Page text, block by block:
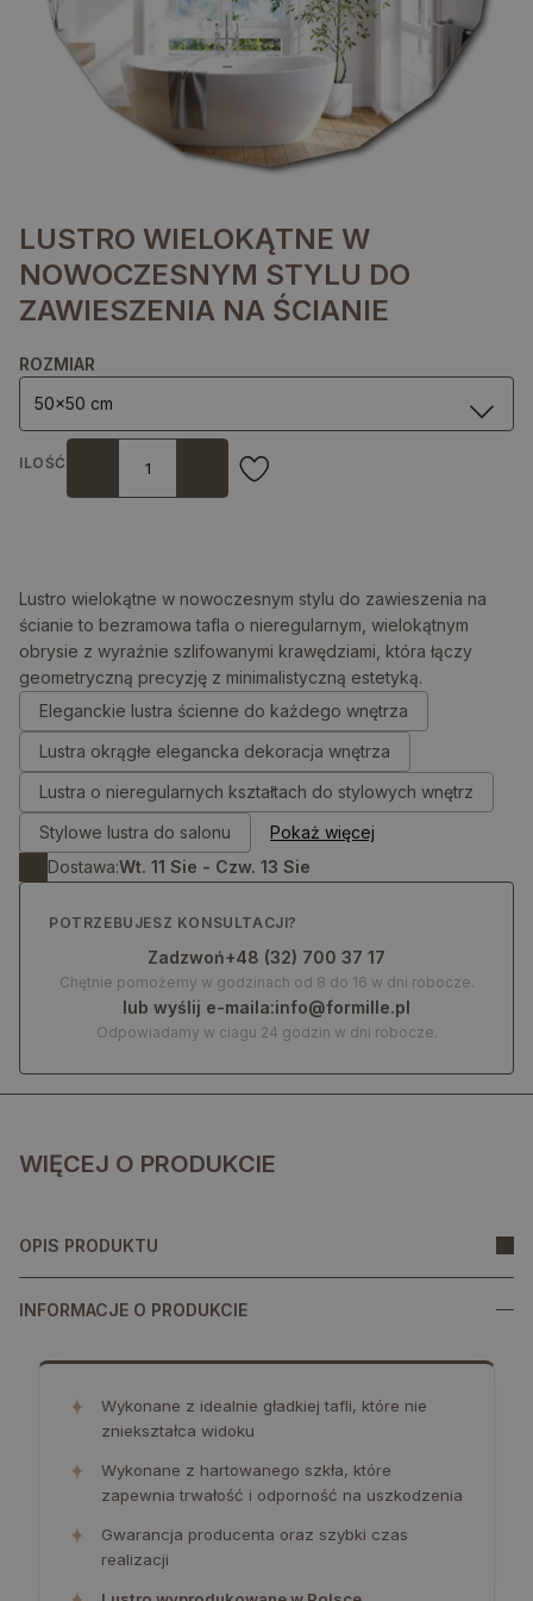
WIĘCEJ O PRODUKCIE
OPIS PRODUKTU
INFORMACJE O PRODUKCIE
✦
Wykonane z idealnie gładkiej tafli, które nie
zniekształca widoku
✦
Wykonane z hartowanego szkła, które
zapewnia trwałość i odporność na uszkodzenia
✦
Gwarancja producenta oraz szybki czas
realizacji
LUSTRO WIELOKĄTNE W
NOWOCZESNYM STYLU DO
ZAWIESZENIA NA ŚCIANIE
ROZMIAR
50x50 cm
ILOŚĆ
0.00zł
Lustro wielokątne w nowoczesnym stylu do zawieszenia na
ścianie to bezramowa tafla o nieregularnym, wielokątnym
obrysie z wyraźnie szlifowanymi krawędziami, która łączy
geometryczną precyzję z minimalistyczną estetyką.
Eleganckie lustra ścienne do każdego wnętrza
Lustra okrągłe elegancka dekoracja wnętrza
Lustra o nieregularnych kształtach do stylowych wnętrz
Stylowe lustra do salonu
Pokaż więcej
Dostawa:Wt. 11 Sie - Czw. 13 Sie
POTRZEBUJESZ KONSULTACJI?
Zadzwoń+48 (32) 700 37 17
Chętnie pomożemy w godzinach od 8 do 16 w dni robocze.
lub wyślij e-maila:info@formille.pl
Odpowiadamy w ciagu 24 godzin w dni robocze.